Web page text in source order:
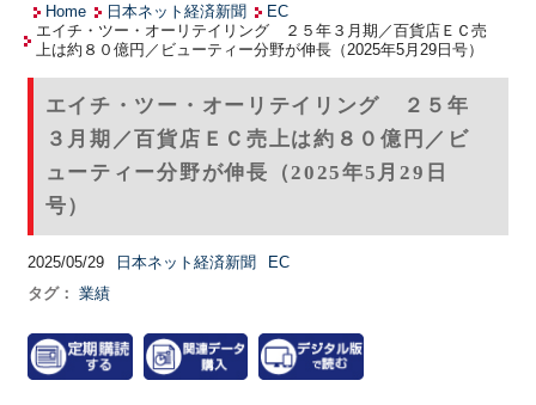
Home 日本ネット経済新聞
EC
エイチ・ツー・オーリテイリング ２５年３月期／百貨店ＥＣ売
上は約８０億円／ビューティー分野が伸長（2025年5月29日号）
エイチ・ツー・オーリテイリング ２５年
３月期／百貨店ＥＣ売上は約８０億円／ビ
ューティー分野が伸長（2025年5月29日
号）
2025/05/29 日本ネット経済新聞
EC
タグ： 業績